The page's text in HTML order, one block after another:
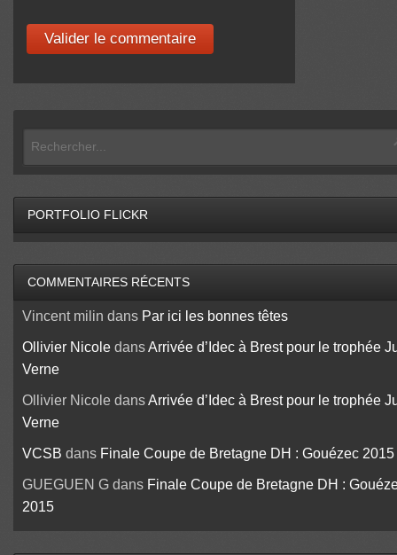
PORTFOLIO FLICKR
COMMENTAIRES RÉCENTS
Vincent milin dans Par ici les bonnes têtes
Ollivier NicoledansArrivée d’Idec à Brest pour le trophée
Verne
Ollivier NicoledansArrivée d’Idec à Brest pour le trophée
Verne
VCSB dans Finale Coupe de Bretagne DH : Gouézec 2015
GUEGUEN Gdans Finale Coupe de Bretagne DH :
2015